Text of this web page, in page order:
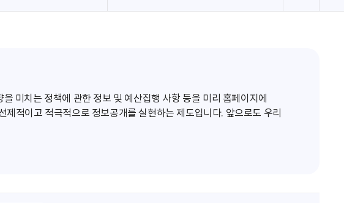
로
미치는 정책에 관한 정보 및 예산집행 사항 등을 미리 홈페이지에
적이고 적극적으로 정보공개를 실현하는 제도입니다. 앞으로도 우리